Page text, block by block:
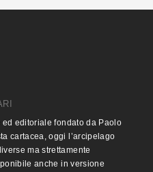
editoriale fondato da Paolo
cartacea, oggi l’arcipelago
ma strettamente
anche in versione